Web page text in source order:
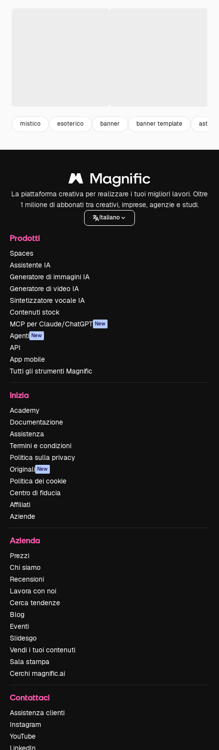
mistico esoterico banner banner template
La piattaforma creativa per realizzare i tuoi migliori lavori. Oltre
1 milione di abbonati tra creativi, imprese, agenzie e studi.
Italiano
Prodotti
Spaces
Assistente IA
Generatore di immagini IA
Generatore di video IA
Sintetizzatore vocale IA
Contenuti stock
MCP per Claude/ChatGPT New
Agenti New
API
App mobile
Tutti gli strumenti Magnific
Inizia
Academy
Documentazione
Assistenza
Termini e condizioni
Politica sulla privacy
Originali New
Politica dei cookie
Centro di fiducia
Affiliati
Aziende
Azienda
Prezzi
Chi siamo
Recensioni
Lavora con noi
Cerca tendenze
Blog
Eventi
Slidesgo
Vendi i tuoi contenuti
Sala stampa
Cerchi magnific.ai
Contattaci
Assistenza clienti
Instagram
YouTube
LinkedIn